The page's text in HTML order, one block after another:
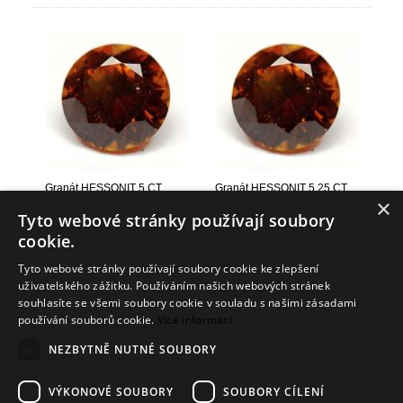
Granát HESSONIT 5 CT
13 912,08 Kč
(558,88 EUR)
Granát HESSONIT 5,25 CT
15 593,76 Kč
(626,43 EUR)
Info
Kontakt
×
Tyto webové stránky používají soubory
cookie.
Tyto webové stránky používají soubory cookie ke zlepšení
uživatelského zážitku. Používáním našich webových stránek
souhlasíte se všemi soubory cookie v souladu s našimi zásadami
používání souborů cookie. Více informací
NEZBYTNĚ NUTNÉ SOUBORY
VÝKONOVÉ SOUBORY SOUBORY CÍLENÍ